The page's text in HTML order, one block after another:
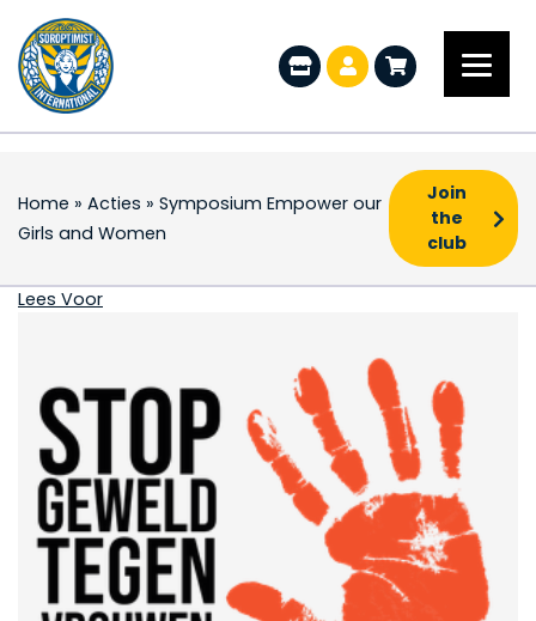
Home » Acties » Symposium Empower our
Girls and Women
Join
the
club
Symposium
Lees Voor